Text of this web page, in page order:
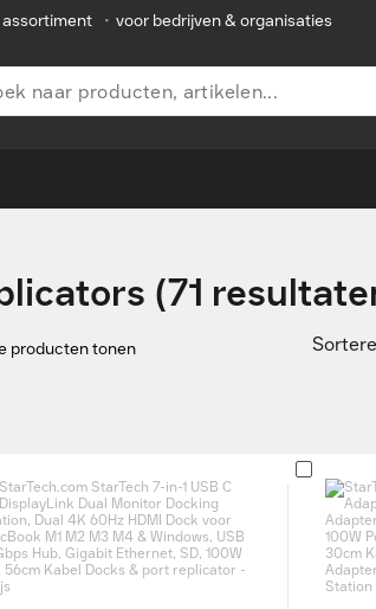
• voor bedrijven & organisaties
(71
producten tonen